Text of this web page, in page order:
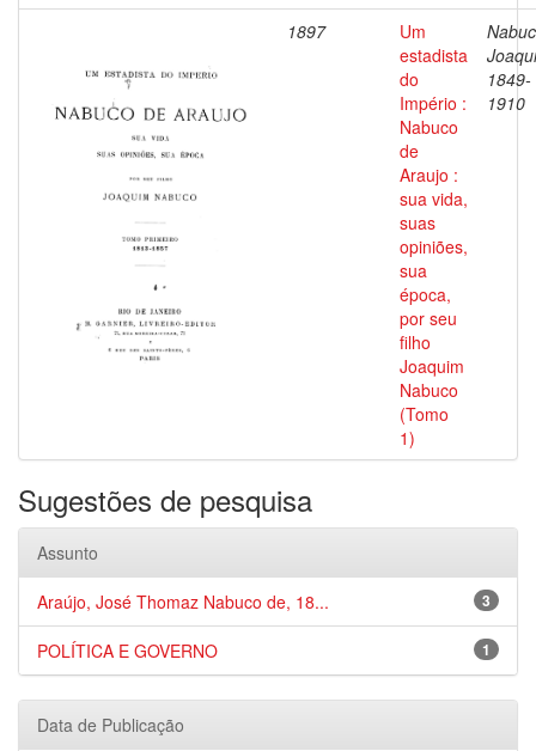
1897
Um
estadista
do
Império :
Nabuco
de
Araujo :
sua vida,
suas
opiniões,
sua
época,
por seu
filho
Joaquim
Nabuco
(Tomo
1)
1849-
1910
Sugestões de pesquisa
Assunto
3
Araújo, José Thomaz Nabuco de, 18...
1
POLÍTICA E GOVERNO
Data de Publicação